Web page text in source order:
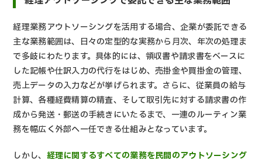
経理業務アウトソーシングを活用する場合、企業が委託できる
主な業務範囲は、日々の定型的な実務から月次、年次の処理ま
で多岐にわたります。具体的には、領収書や請求書をベースに
した記帳や仕訳入力の代行をはじめ、売掛金や買掛金の管理、
売上データの入力などが挙げられます。さらに、従業員の給与
計算、各種経費精算の精査、そして取引先に対する請求書の作
成から発送・郵送の手続きにいたるまで、一連のルーティン業
務を幅広く外部へ一任できる仕組みとなっています。
しかし、 経理に関するすべての業務を民間のアウトソーシング